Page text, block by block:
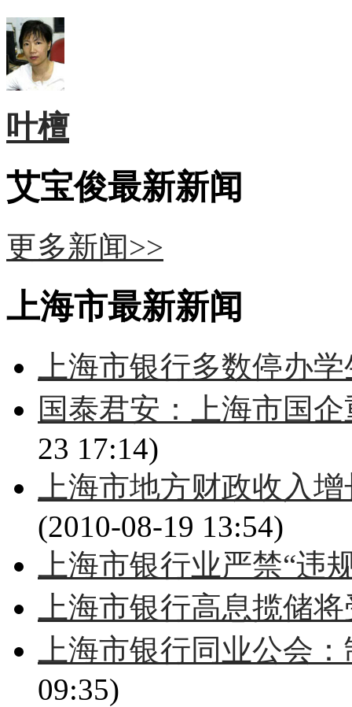
叶檀
艾宝俊最新新闻
更多新闻>>
上海市最新新闻
上海市银行多数停办
国泰君安：上海市国
23 17:14)
上海市地方财政收入
(2010-08-19 13:54)
上海市银行业严禁“违
上海市银行高息揽储
上海市银行同业公会
09:35)